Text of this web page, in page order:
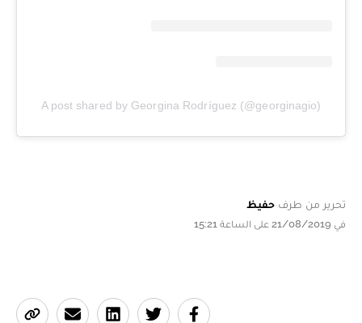
A post shared by Georgina Rodríguez (@georginagio)
تحرير من طرف حفيظ
في 21/08/2019 على الساعة 15:21